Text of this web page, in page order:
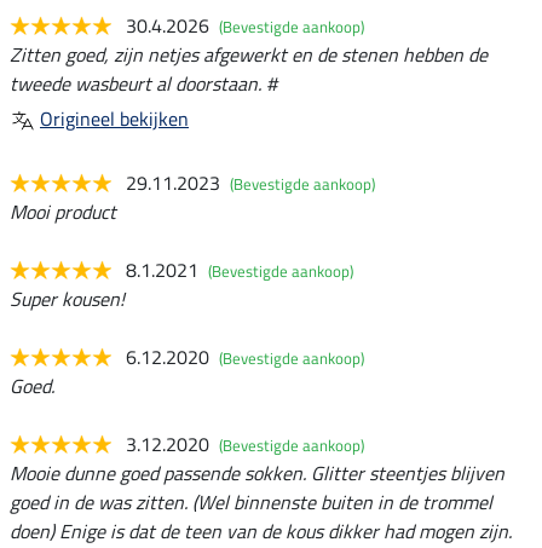
30.4.2026 (Bevestigde aankoop)
Zitten goed, zijn netjes afgewerkt en de stenen hebben de
tweede wasbeurt al doorstaan. #
Origineel bekijken
29.11.2023 (Bevestigde aankoop)
Mooi product
8.1.2021 (Bevestigde aankoop)
Super kousen!
6.12.2020 (Bevestigde aankoop)
Goed.
3.12.2020 (Bevestigde aankoop)
Mooie dunne goed passende sokken. Glitter steentjes blijven
goed in de was zitten. (Wel binnenste buiten in de trommel
doen) Enige is dat de teen van de kous dikker had mogen zijn.